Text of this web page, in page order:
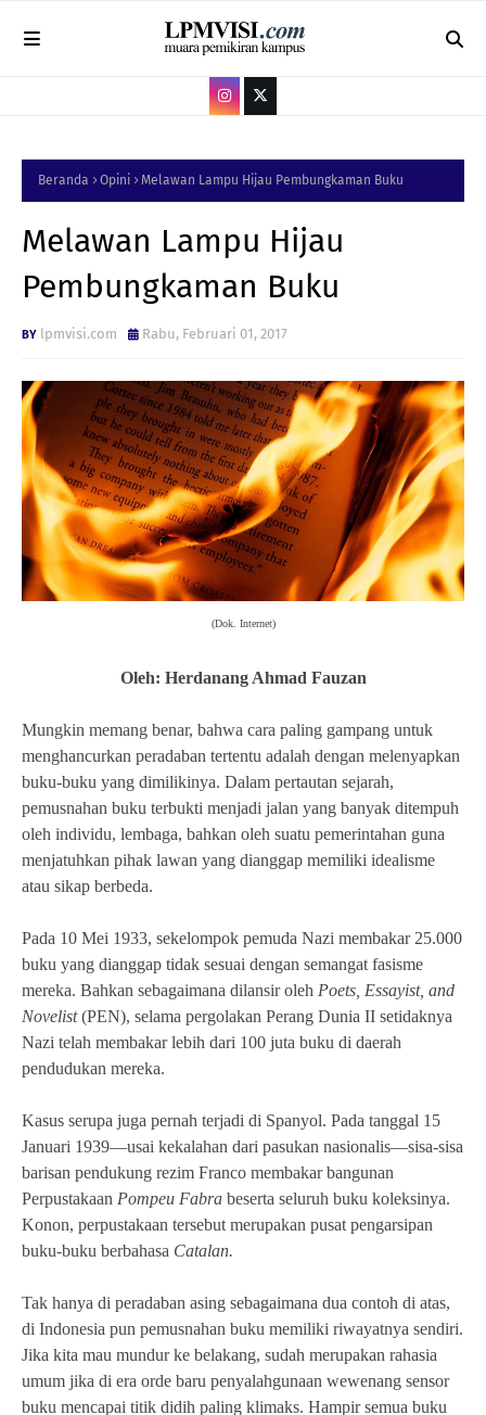
Beranda Opini Melawan Lampu Hijau Pembungkaman Buku
Melawan Lampu Hijau
Pembungkaman Buku
lpmvisi.com Rabu, Februari 01, 2017
(Dok. Internet)
Oleh: Herdanang Ahmad Fauzan
Mungkin memang benar, bahwa cara paling gampang untuk
menghancurkan peradaban tertentu adalah dengan melenyapkan
buku-buku yang dimilikinya. Dalam pertautan sejarah,
pemusnahan buku terbukti menjadi jalan yang banyak ditempuh
oleh individu, lembaga, bahkan oleh suatu pemerintahan guna
menjatuhkan pihak lawan yang dianggap memiliki idealisme
atau sikap berbeda.
Pada 10 Mei 1933, sekelompok pemuda Nazi membakar 25.000
buku yang dianggap tidak sesuai dengan semangat fasisme
mereka. Bahkan sebagaimana dilansir oleh Poets, Essayist, and
Novelist(PEN), selama pergolakan Perang Dunia II setidaknya
Nazi telah membakar lebih dari 100 juta buku di daerah
pendudukan mereka.
Kasus serupa juga pernah terjadi di Spanyol. Pada tanggal 15
Januari 1939—usai kekalahan dari pasukan nasionalis—sisa-sisa
barisan pendukung rezim Franco membakar bangunan
Perpustakaan Pompeu Fabra beserta seluruh buku koleksinya.
Konon, perpustakaan tersebut merupakan pusat pengarsipan
buku-buku berbahasa Catalan.
Tak hanya di peradaban asing sebagaimana dua contoh di atas,
di Indonesia pun pemusnahan buku memiliki riwayatnya sendiri.
Jika kita mau mundur ke belakang, sudah merupakan rahasia
umum jika di era orde baru penyalahgunaan wewenang sensor
buku mencapai titik didih paling klimaks. Hampir semua buku